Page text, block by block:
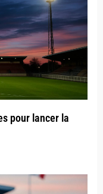
pour lancer la